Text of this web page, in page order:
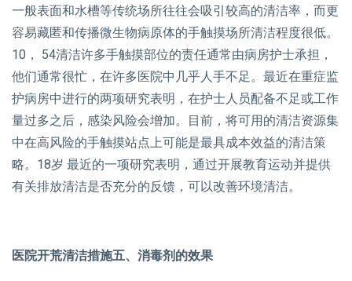
一般表面和水槽等传统场所往往会吸引较高的清洁率，而更
容易藏匿和传播微生物病原体的手触摸场所清洁程度很低。
10， 54清洁许多手触摸部位的责任通常由病房护士承担，
他们通常很忙，在许多医院中几乎人手不足。最近在重症监
护病房中进行的两项研究表明，在护士人员配备不足或工作
量过多之后，感染风险会增加。目前，将可用的清洁资源集
中在高风险的手触摸站点上可能是最具成本效益的清洁策
略。18岁 最近的一项研究表明，通过开展教育运动并提供
有关排放清洁是否充分的反馈，可以改善环境清洁。
医院开荒清洁措施五、消毒剂的效果